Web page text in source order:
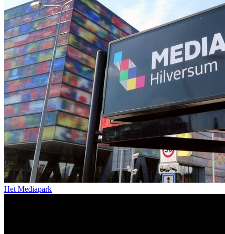
Het Mediapark